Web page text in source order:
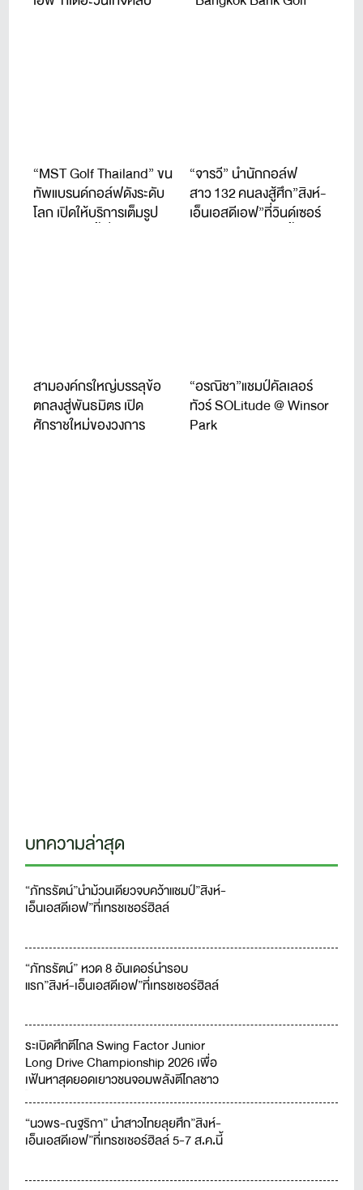
“MST Golf Thailand” ขน
ทัพแบรนด์กอล์ฟดังระดับ
โลก เปิดให้บริการเต็มรูป
“จารวี” นำนักกอล์ฟ
สาว 132 คนลงสู้ศึก”สิงห์-
เอ็นเอสดีเอฟ”ที่วินด์เซอร์
สามองค์กรใหญ่บรรลุข้อ
ตกลงสู่พันธมิตร เปิด
ศักราชใหม่ของวงการ
“อรณิชา”แชมป์คัลเลอร์
ทัวร์ SOLitude @ Winsor
Park
บทความล่าสุด
“ภัทรรัตน์”นำม้วนเดียวจบคว้าแชมป์”สิงห์-
เอ็นเอสดีเอฟ”ที่เทรชเชอร์ฮิลล์
“ภัทรรัตน์” หวด 8 อันเดอร์นำรอบ
แรก”สิงห์-เอ็นเอสดีเอฟ”ที่เทรชเชอร์ฮิลล์
ระเบิดศึกตีไกล Swing Factor Junior
Long Drive Championship 2026 เพื่อ
เฟ้นหาสุดยอดเยาวชนจอมพลังตีไกลชาว
ไทย
“นวพร-ณฐริกา” นำสาวไทยลุยศึก”สิงห์-
เอ็นเอสดีเอฟ”ที่เทรชเชอร์ฮิลล์ 5-7 ส.ค.นี้